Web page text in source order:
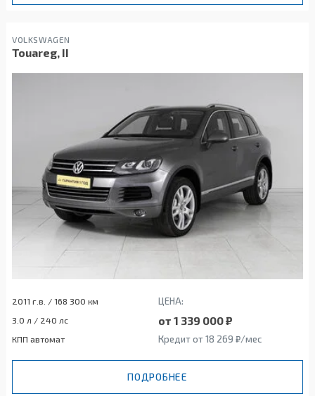
VOLKSWAGEN
Touareg, II
2011 г.в. / 168 300 км ЦЕНА:
3.0 л / 240 лс от 1 339 000 ₽
КПП автомат Кредит от 18 269 ₽/мес
ПОДРОБНЕЕ